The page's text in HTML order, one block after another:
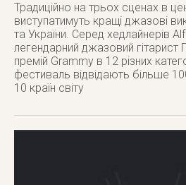
Традиційно на трьох сценах в
виступатимуть кращі джазові
та України. Серед хедлайнерів
легендарний джазовий гітарист
премій Grammy в 12 різних
фестиваль відвідають більше
10 країн світу